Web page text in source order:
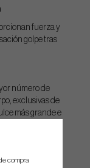
fuerza y
golpe tras
número de
exclusivas de
más grande e
compra